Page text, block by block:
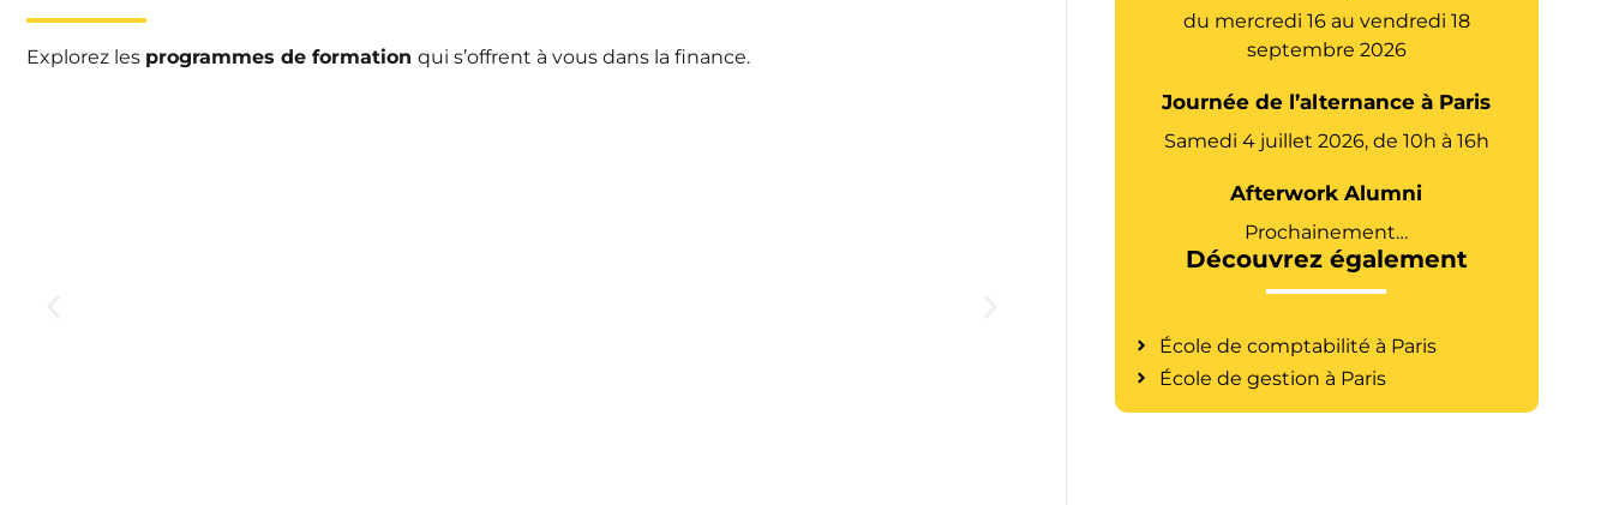
Explorez les programmes de formation qui s’offrent à vous dans la finance.
du mercredi 16 au vendredi 18
septembre 2026
Journée de l’alternance à Paris
Samedi 4 juillet 2026, de 10h à 16h
Afterwork Alumni
Prochainement…
Découvrez également
École de comptabilité à Paris
École de gestion à Paris